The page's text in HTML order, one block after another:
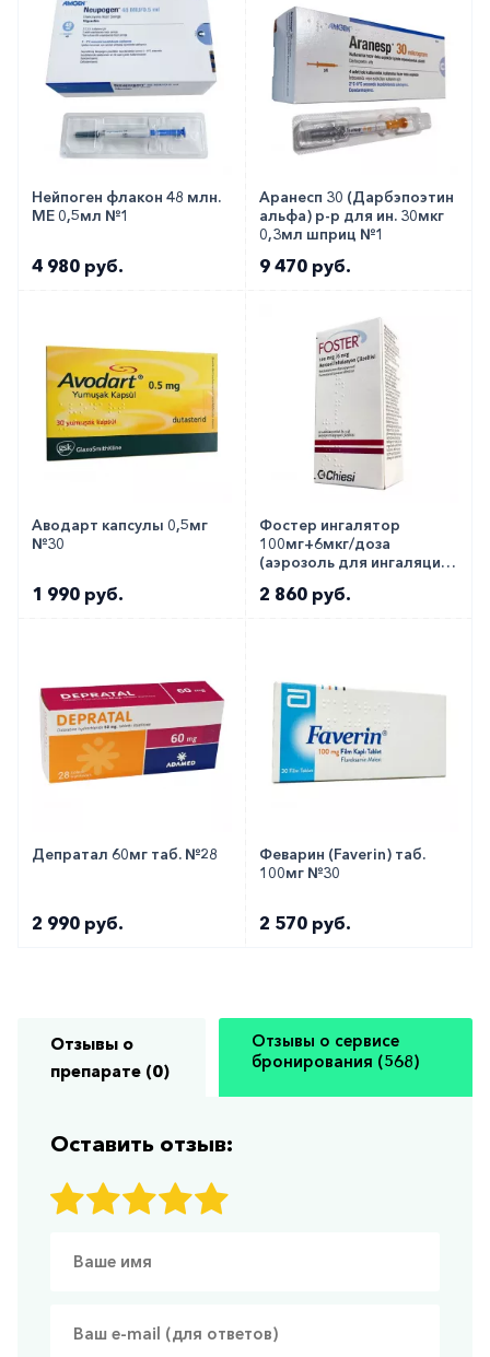
Нейпоген флакон 48 млн.
МЕ 0,5мл №1
4 980 руб.
Аранесп 30 (Дарбэпоэтин
альфа) р-р для ин. 30мкг
0,3мл шприц №1
9 470 руб.
Аводарт капсулы 0,5мг
№30
1 990 руб.
Фостер ингалятор
100мг+6мкг/доза
(аэрозоль для ингаляций)
2 860 руб.
Депратал 60мг таб. №28
2 990 руб.
Феварин (Faverin) таб.
100мг №30
2 570 руб.
Отзывы о
препарате (0)
Отзывы о сервисе
бронирования (568)
Оставить отзыв: